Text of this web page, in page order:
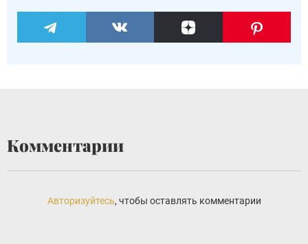
Комментарии
Авторизуйтесь, чтобы оставлять комментарии